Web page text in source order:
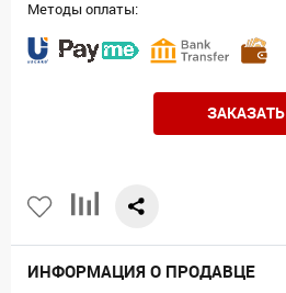
Методы оплаты:
ЗАКАЗАТЬ
ИНФОРМАЦИЯ О ПРОДАВЦЕ